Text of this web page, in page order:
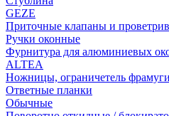
GEZE
Приточные клапаны и
Ручки оконные
Фурнитура для алюминиевых
ALTEA
Ножницы, ограничетель фрамуги
Ответные планки
Обычные